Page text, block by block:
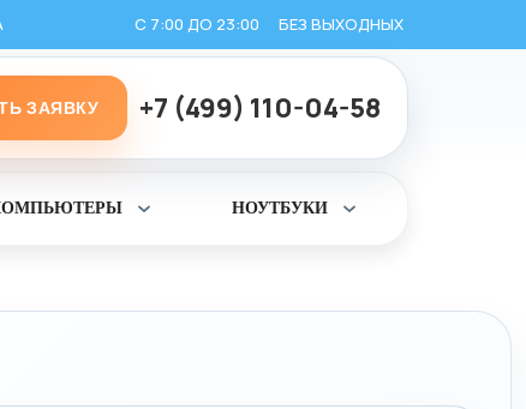
С 7:00 ДО 23:00 БЕЗ ВЫХОДНЫХ
ЗАЯВКУ +7 (499) 110-04-58
Раскрыть НОУТБУКИ Раскрыть